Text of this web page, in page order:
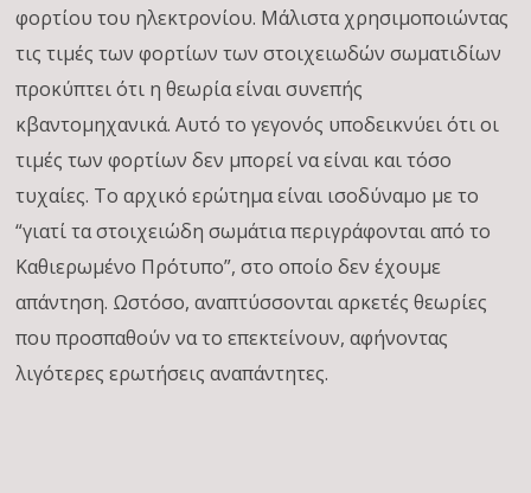
φορτίου του ηλεκτρονίου. Μάλιστα χρησιμοποιώντας
τις τιμές των φορτίων των στοιχειωδών σωματιδίων
προκύπτει ότι η θεωρία είναι συνεπής
κβαντομηχανικά. Αυτό το γεγονός υποδεικνύει ότι οι
τιμές των φορτίων δεν μπορεί να είναι και τόσο
τυχαίες. Το αρχικό ερώτημα είναι ισοδύναμο με το
“γιατί τα στοιχειώδη σωμάτια περιγράφονται από το
Καθιερωμένο Πρότυπο”, στο οποίο δεν έχουμε
απάντηση. Ωστόσο, αναπτύσσονται αρκετές θεωρίες
που προσπαθούν να το επεκτείνουν, αφήνοντας
λιγότερες ερωτήσεις αναπάντητες.